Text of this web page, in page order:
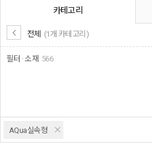
카테고리
전체 (1개 카테고리)
필터 · 소재 566
AQua실속형